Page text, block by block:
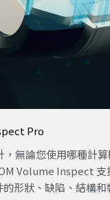
Pro
無論您使用哪種計
Volume Inspect 支
形狀、缺陷、結構和